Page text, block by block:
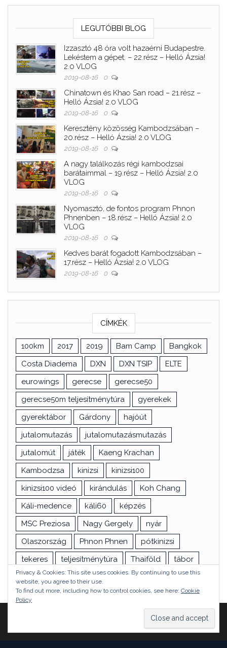
LEGUTÓBBI BLOG
Izzasztó 48 óra volt hazaérni Budapestre.
Lekéstem a gépet. – 22.rész – Helló Ázsia!
2.0 VLOG
2019-08-16 0
Chinatown és Khao San road – 21.rész –
Helló Ázsia! 2.0 VLOG
2019-08-16 0
Keresztény közösség Kambodzsában –
20.rész – Helló Ázsia! 2.0 VLOG
2019-08-16 0
A nagy találkozás régi kambodzsai
barátaimmal – 19.rész – Helló Ázsia! 2.0
VLOG
2019-08-16 0
Nyomasztó, de fontos program Phnon
Phnenben – 18.rész – Helló Ázsia! 2.0
VLOG
2019-08-16 0
Kedves barát fogadott Kambodzsában –
17.rész – Helló Ázsia! 2.0 VLOG
2019-08-16 0
CÍMKÉK
100km 2017 2019 Bam Camp
Bangkok
Costa Diadema
DXN DXN TSIP
ELTE
eurowings
gerecse
gerecse50
gerecse50m teljesítménytúra
gyerekek
gyerektábor
Gárdony
hajóút
jutalomutazás
jutalomutazásmutazás
jutalomút
játék
Kaeng Krachan
Kambodzsa
kinizsi
kinizsi100
kinizsi100 videó
kirándulás
Koh Chang
Káli-medence
káli60
képzés
MSC Preziosa
Nagy Gergely
nyár
Olaszország
Phnon Phnen
pótkinizsi
tekeres
teljesítménytúra Thaiföld
tábor
túra
utazás vizsga Ázsia
Theme:Head Blog
Privacy & Cookies: This site uses cookies. By continuing to use this
website, you agree to their use.
To find out more, including how to control cookies, see here: Cookie
Policy